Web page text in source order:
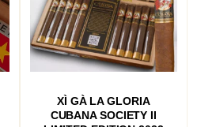
THÊM VÀO GIỎ HÀNG
XÌ GÀ LA GLORIA
CUBANA SOCIETY II